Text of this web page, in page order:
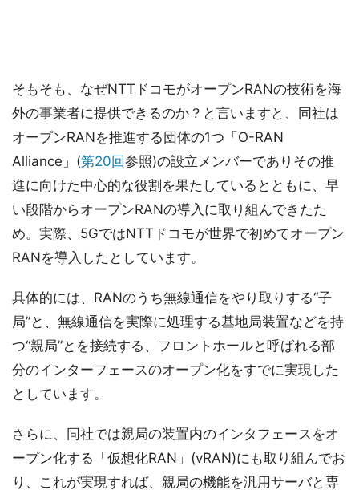
そもそも、なぜNTTドコモがオープンRANの技術を海
外の事業者に提供できるのか？と言いますと、同社は
オープンRANを推進する団体の1つ「O-RAN
Alliance」(第20回参照)の設立メンバーでありその推
進に向けた中心的な役割を果たしているとともに、早
い段階からオープンRANの導入に取り組んできたた
め。実際、5GではNTTドコモが世界で初めてオープン
RANを導入したとしています。
具体的には、RANのうち無線通信をやり取りする“子
局”と、無線通信を実際に処理する基地局装置などを持
つ“親局”とを接続する、フロントホールと呼ばれる部
分のインターフェースのオープン化をすでに実現した
としています。
さらに、同社では親局の装置内のインタフェースをオ
ープン化する「仮想化RAN」(vRAN)にも取り組んでお
り、これが実現すれば、親局の機能を汎用サーバと専